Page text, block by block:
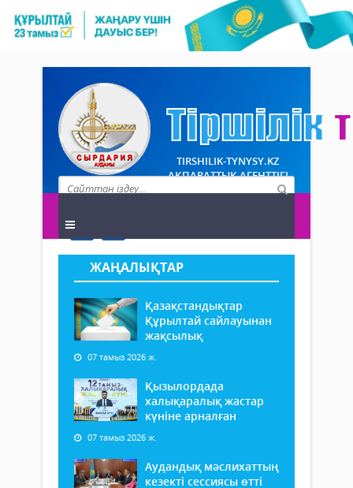
TIRSHILIK-TYNYSY.KZ
АҚПАРАТТЫҚ АГЕНТТІГІ
ЖАҢАЛЫҚТАР
Қазақстандықтар
Құрылтай сайлауынан
жақсылық
07 тамыз 2026 ж.
Қызылордада
халықаралық жастар
күніне арналған
07 тамыз 2026 ж.
Аудандық мәслихаттың
кезекті сессиясы өтті